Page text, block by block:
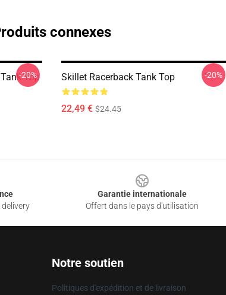
connexes
Top
-20% Skillet Racerback Tank Top
22,49 € $24.45
-20%
Garantie internationale
Offert dans le pays d'utilisation
Notre soutien
Politiques d'expédition et de livraison